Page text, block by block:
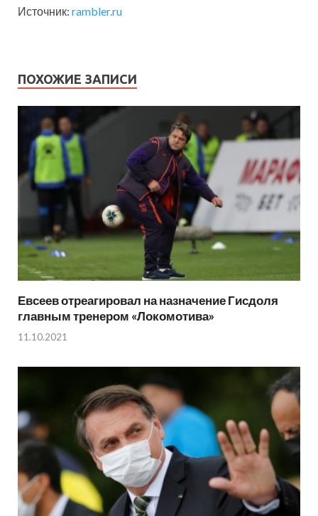
Источник: rambler.ru
ПОХОЖИЕ ЗАПИСИ
Евсеев отреагировал на назначение Гисдоля
главным тренером «Локомотива»
11.10.2021